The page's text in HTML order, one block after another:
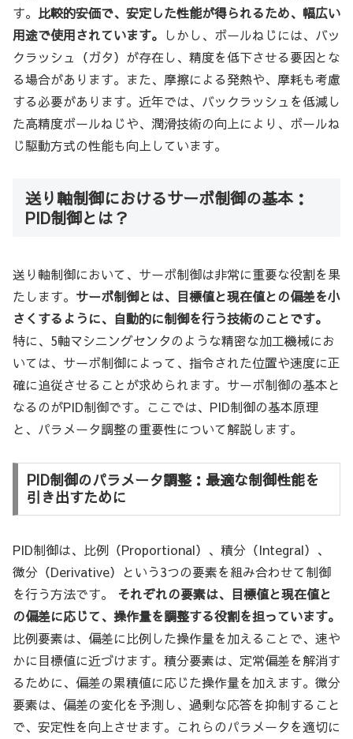
す。 比較的安価で、安定した性能が得られるため、幅広い
用途で使用されています。 しかし、ボールねじには、バッ
クラッシュ（ガタ）が存在し、精度を低下させる要因とな
る場合があります。また、摩擦による発熱や、摩耗も考慮
する必要があります。近年では、バックラッシュを低減し
た高精度ボールねじや、潤滑技術の向上により、ボールね
じ駆動方式の性能も向上しています。
送り軸制御におけるサーボ制御の基本：
PID制御とは？
送り軸制御において、サーボ制御は非常に重要な役割を果
たします。 サーボ制御とは、目標値と現在値との偏差を小
さくするように、自動的に制御を行う技術のことです。
特に、5軸マシニングセンタのような精密な加工機械にお
いては、サーボ制御によって、指令された位置や速度に正
確に追従させることが求められます。サーボ制御の基本と
なるのがPID制御です。ここでは、PID制御の基本原理
と、パラメータ調整の重要性について解説します。
PID制御のパラメータ調整：最適な制御性能を
引き出すために
PID制御は、比例（Proportional）、積分（Integral）、
微分（Derivative）という3つの要素を組み合わせて制御
を行う方法です。 それぞれの要素は、目標値と現在値と
の偏差に応じて、操作量を調整する役割を担っています。
比例要素は、偏差に比例した操作量を加えることで、速や
かに目標値に近づけます。積分要素は、定常偏差を解消す
るために、偏差の累積値に応じた操作量を加えます。微分
要素は、偏差の変化を予測し、過剰な応答を抑制すること
で、安定性を向上させます。これらのパラメータを適切に